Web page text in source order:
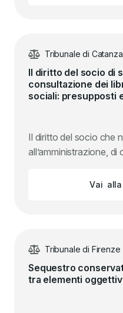
Tribunale di
Il diritto del socio di
consultazione dei
sociali: presupposti
Il diritto del socio che
all’amministrazione, di
Vai alla
Tribunale di Firenze
Sequestro
tra elementi